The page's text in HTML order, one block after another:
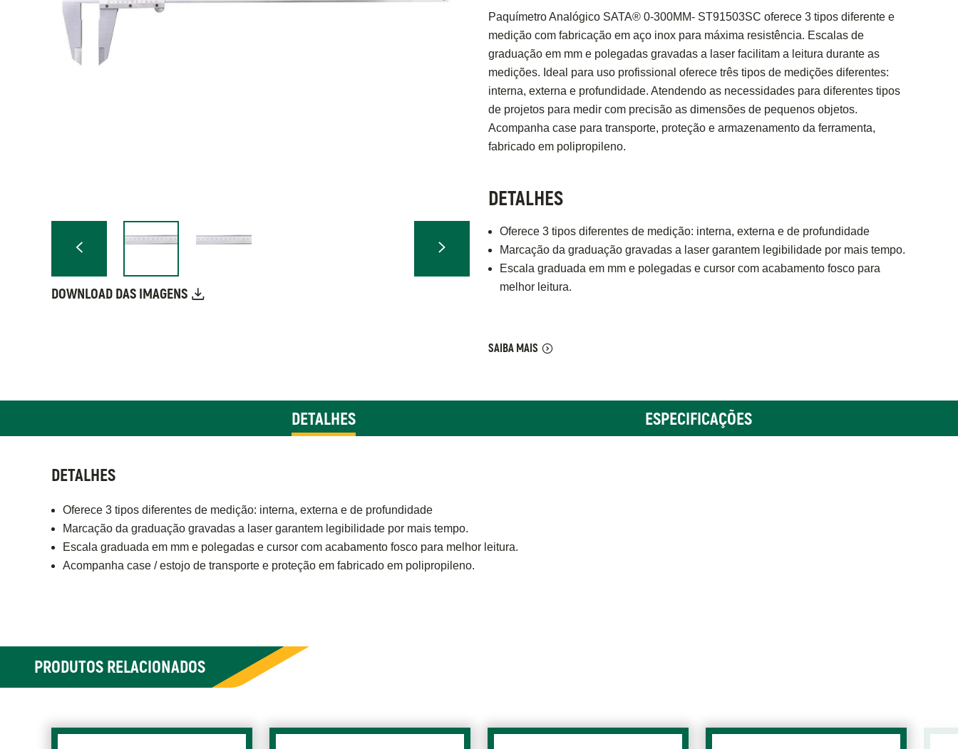
DOWNLOAD DAS IMAGENS
Paquímetro Analógico SATA® 0-300MM- ST91503SC oferece 3 tipos diferente e
medição com fabricação em aço inox para máxima resistência. Escalas de
graduação em mm e polegadas gravadas a laser facilitam a leitura durante as
medições. Ideal para uso profissional oferece três tipos de medições diferentes:
interna, externa e profundidade. Atendendo as necessidades para diferentes tipos
de projetos para medir com precisão as dimensões de pequenos objetos.
Acompanha case para transporte, proteção e armazenamento da ferramenta,
fabricado em polipropileno.
DETALHES
Oferece 3 tipos diferentes de medição: interna, externa e de profundidade
Marcação da graduação gravadas a laser garantem legibilidade por mais tempo.
Escala graduada em mm e polegadas e cursor com acabamento fosco para
melhor leitura.
SAIBA MAIS
DETALHES ESPECIFICAÇÕES
DETALHES
Oferece 3 tipos diferentes de medição: interna, externa e de profundidade
Marcação da graduação gravadas a laser garantem legibilidade por mais tempo.
Escala graduada em mm e polegadas e cursor com acabamento fosco para melhor leitura.
Acompanha case / estojo de transporte e proteção em fabricado em polipropileno.
PRODUTOS RELACIONADOS